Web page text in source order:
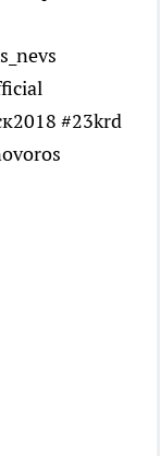
#23krd